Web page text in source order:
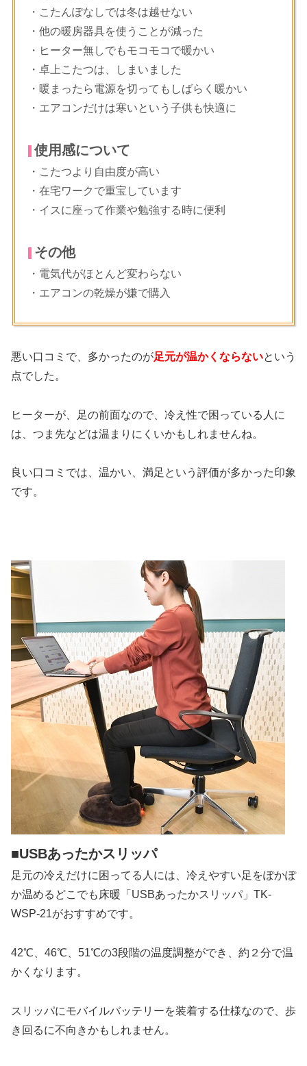
・こたんぽなしでは冬は越せない
・他の暖房器具を使うことが減った
・ヒーター無しでもモコモコで暖かい
・卓上こたつは、しまいました
・暖まったら電源を切ってもしばらく暖かい
・エアコンだけは寒いという子供も快適に
使用感について
・こたつより自由度が高い
・在宅ワークで重宝しています
・イスに座って作業や勉強する時に便利
その他
・電気代がほとんど変わらない
・エアコンの乾燥が嫌で購入
悪い口コミで、多かったのが足元が温かくならないという
点でした。
ヒーターが、足の前面なので、冷え性で困っている人に
は、つま先などは温まりにくいかもしれませんね。
良い口コミでは、温かい、満足という評価が多かった印象
です。
■USBあったかスリッパ
足元の冷えだけに困ってる人には、冷えやすい足をぽかぽ
か温めるどこでも床暖「USBあったかスリッパ」TK-
WSP-21がおすすめです。
42℃、46℃、51℃の3段階の温度調整ができ、約２分で温
かくなります。
スリッパにモバイルバッテリーを装着する仕様なので、歩
き回るに不向きかもしれません。